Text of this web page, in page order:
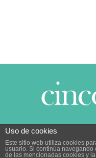
© 2014 CINCO
2005.POLÍTICA
Uso de cookies
Este sitio web utiliza cookies
usuario. Si continúa
de las mencionadas cookies y